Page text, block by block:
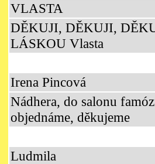
VLASTA
DĚKUJI, DĚKUJI,
LÁSKOU Vlasta
Irena Pincová
Nádhera, do salonu
objednáme, děkujeme
Ludmila